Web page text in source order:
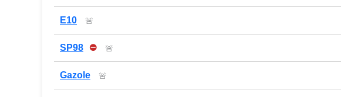
E10 🚨
SP98 ⛔ 🚨
Gazole 🚨